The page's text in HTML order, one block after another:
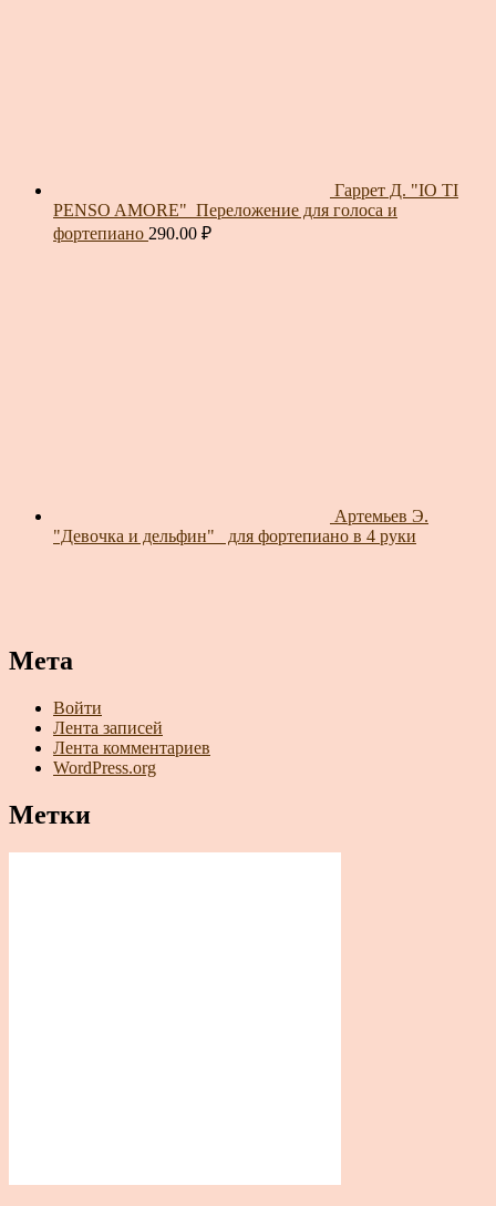
Гаррет Д. "IO TI
PENSO AMORE"_Переложение для голоса и
фортепиано 290.00 ₽
Артемьев Э.
"Девочка и дельфин"_ для фортепиано в 4 руки
Мета
Войти
Лента записей
Лента комментариев
WordPress.org
Метки